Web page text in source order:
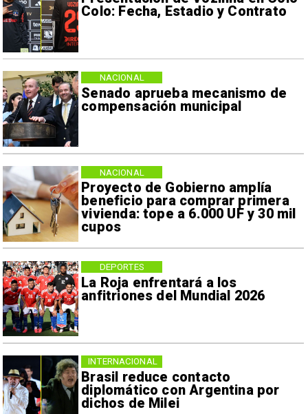
Colo: Fecha, Estadio y Contrato
Senado aprueba mecanismo de
compensación municipal
NACIONAL
Proyecto de Gobierno amplía
beneficio para comprar primera
vivienda: tope a 6.000 UF y 30 mil
cupos
NACIONAL
La Roja enfrentará a los
anfitriones del Mundial 2026
DEPORTES
Brasil reduce contacto
diplomático con Argentina por
dichos de Milei
INTERNACIONAL